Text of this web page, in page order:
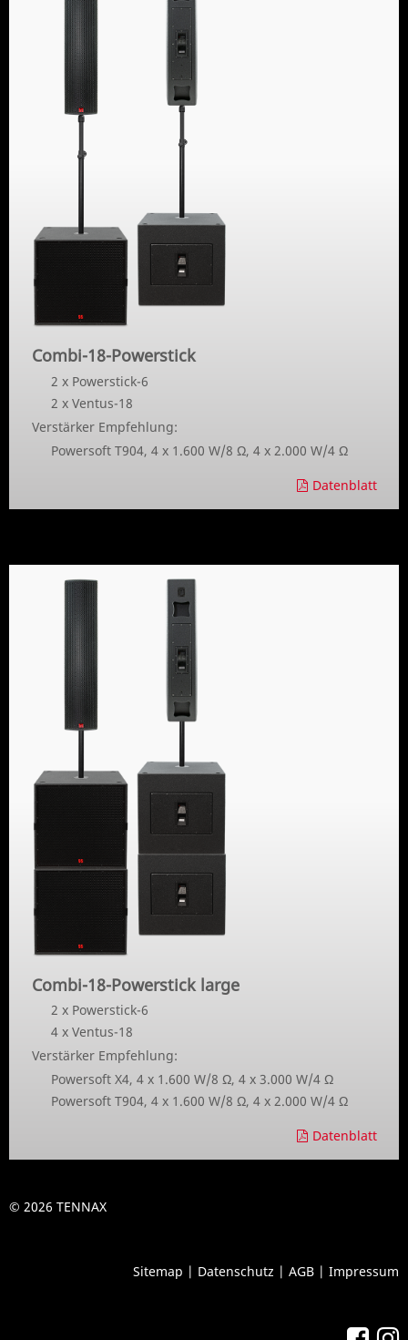
Combi-18-Powerstick
2 x Powerstick-6
2 x Ventus-18
Verstärker Empfehlung:
Powersoft T904, 4 x 1.600 W/8 Ω, 4 x 2.000 W/4 Ω
Datenblatt
Combi-18-Powerstick large
2 x Powerstick-6
4 x Ventus-18
Verstärker Empfehlung:
Powersoft X4, 4 x 1.600 W/8 Ω, 4 x 3.000 W/4 Ω
Powersoft T904, 4 x 1.600 W/8 Ω, 4 x 2.000 W/4 Ω
Datenblatt
© 2026 TENNAX
Sitemap | Datenschutz | AGB | Impressum